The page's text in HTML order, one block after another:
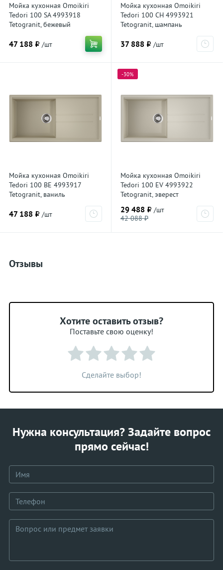
Мойка кухонная Omoikiri
Tedori 100 SA 4993918
Tetogranit, бежевый
47 188 ₽ /шт
Мойка кухонная Omoikiri
Tedori 100 CH 4993921
Tetogranit, шампань
37 888 ₽ /шт
Мойка кухонная Omoikiri
Tedori 100 BE 4993917
Tetogranit, ваниль
47 188 ₽ /шт
-30%
Мойка кухонная Omoikiri
Tedori 100 EV 4993922
Tetogranit, эверест
29 488 ₽ /шт
42 088 ₽
Отзывы
Хотите оставить отзыв?
Поставьте свою оценку!
Сделайте выбор!
Нужна консультация? Задайте вопрос
прямо сейчас!